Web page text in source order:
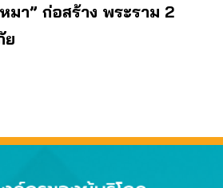
มา” ก่อสร้าง พระราม 2
ย